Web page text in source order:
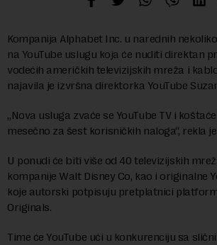
Kompanija Alphabet Inc. u narednih
na YouTube uslugu koja će nuditi direktan
vodećih američkih televizijskih mreža i
najavila je izvršna direktorka YouTube
„Nova usluga zvaće se YouTube TV i
mesečno za šest korisničkih naloga“, rekla
U ponudi će biti više od 40 televizijskih
kompanije Walt Disney Co, kao i originalne
koje autorski potpisuju pretplatnici
Originals.
Time će YouTube ući u konkurenciju sa